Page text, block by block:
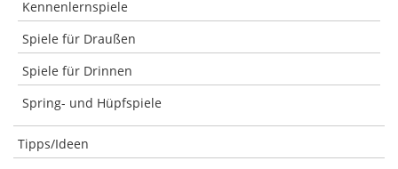
Kennenlernspiele
Spiele für Draußen
Spiele für Drinnen
Spring- und Hüpfspiele
Tipps/Ideen